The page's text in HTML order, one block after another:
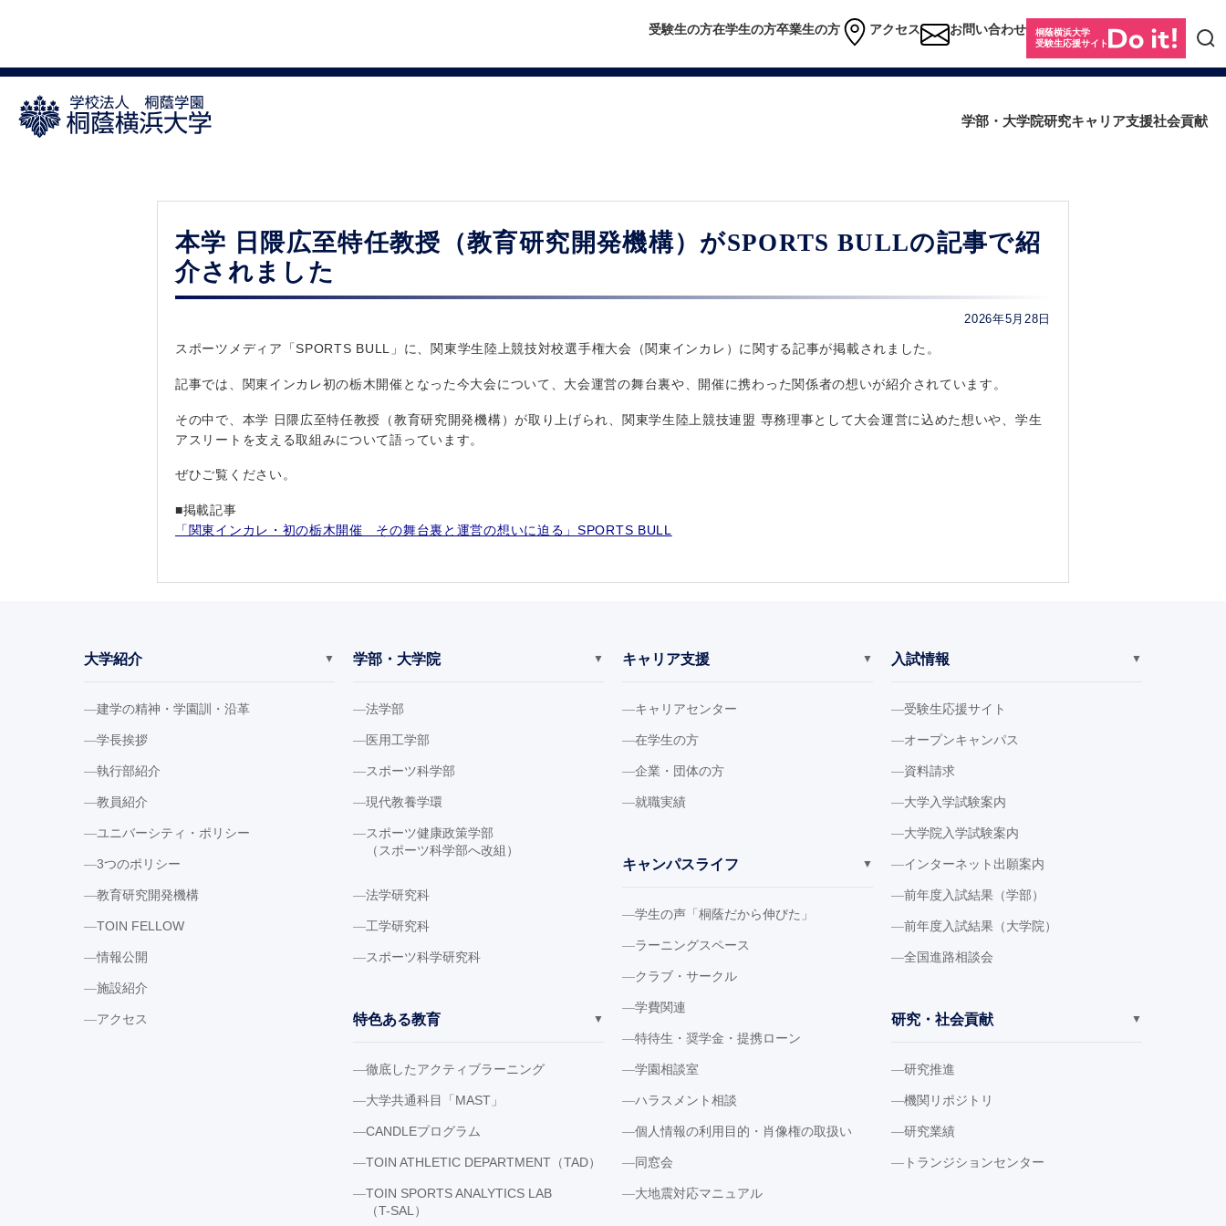
受験生の方在学生の方卒業生の方 アクセス お問い合わせ
桐蔭横浜大学
受験生応援サイト
学部・大学院研究キャリア支援社会貢献
本学 日隈広至特任教授（教育研究開発機構）がSPORTS BULLの記事で紹
介されました
2026年5月28日
スポーツメディア「SPORTS BULL」に、関東学生陸上競技対校選手権大会（関東インカレ）に関する記事が掲載されました。
記事では、関東インカレ初の栃木開催となった今大会について、大会運営の舞台裏や、開催に携わった関係者の想いが紹介されています。
その中で、本学 日隈広至特任教授（教育研究開発機構）が取り上げられ、関東学生陸上競技連盟 専務理事として大会運営に込めた想いや、学生
アスリートを支える取組みについて語っています。
ぜひご覧ください。
■掲載記事
「関東インカレ・初の栃木開催 その舞台裏と運営の想いに迫る」SPORTS BULL
大学紹介 ▼
建学の精神・学園訓・沿革
学長挨拶
執行部紹介
教員紹介
ユニバーシティ・ポリシー
3つのポリシー
教育研究開発機構
TOIN FELLOW
情報公開
施設紹介
アクセス
学部・大学院 ▼
法学部
医用工学部
スポーツ科学部
現代教養学環
スポーツ健康政策学部
（スポーツ科学部へ改組）
法学研究科
工学研究科
スポーツ科学研究科
特色ある教育 ▼
徹底したアクティブラーニング
大学共通科目「MAST」
CANDLEプログラム
TOIN ATHLETIC DEPARTMENT（TAD）
TOIN SPORTS ANALYTICS LAB
（T-SAL）
キャリア支援 ▼
キャリアセンター
在学生の方
企業・団体の方
就職実績
キャンパスライフ ▼
学生の声「桐蔭だから伸びた」
ラーニングスペース
クラブ・サークル
学費関連
特待生・奨学金・提携ローン
学園相談室
ハラスメント相談
個人情報の利用目的・肖像権の取扱い
同窓会
大地震対応マニュアル
入試情報 ▼
受験生応援サイト
オープンキャンパス
資料請求
大学入学試験案内
大学院入学試験案内
インターネット出願案内
前年度入試結果（学部）
前年度入試結果（大学院）
全国進路相談会
研究・社会貢献 ▼
研究推進
機関リポジトリ
研究業績
トランジションセンター